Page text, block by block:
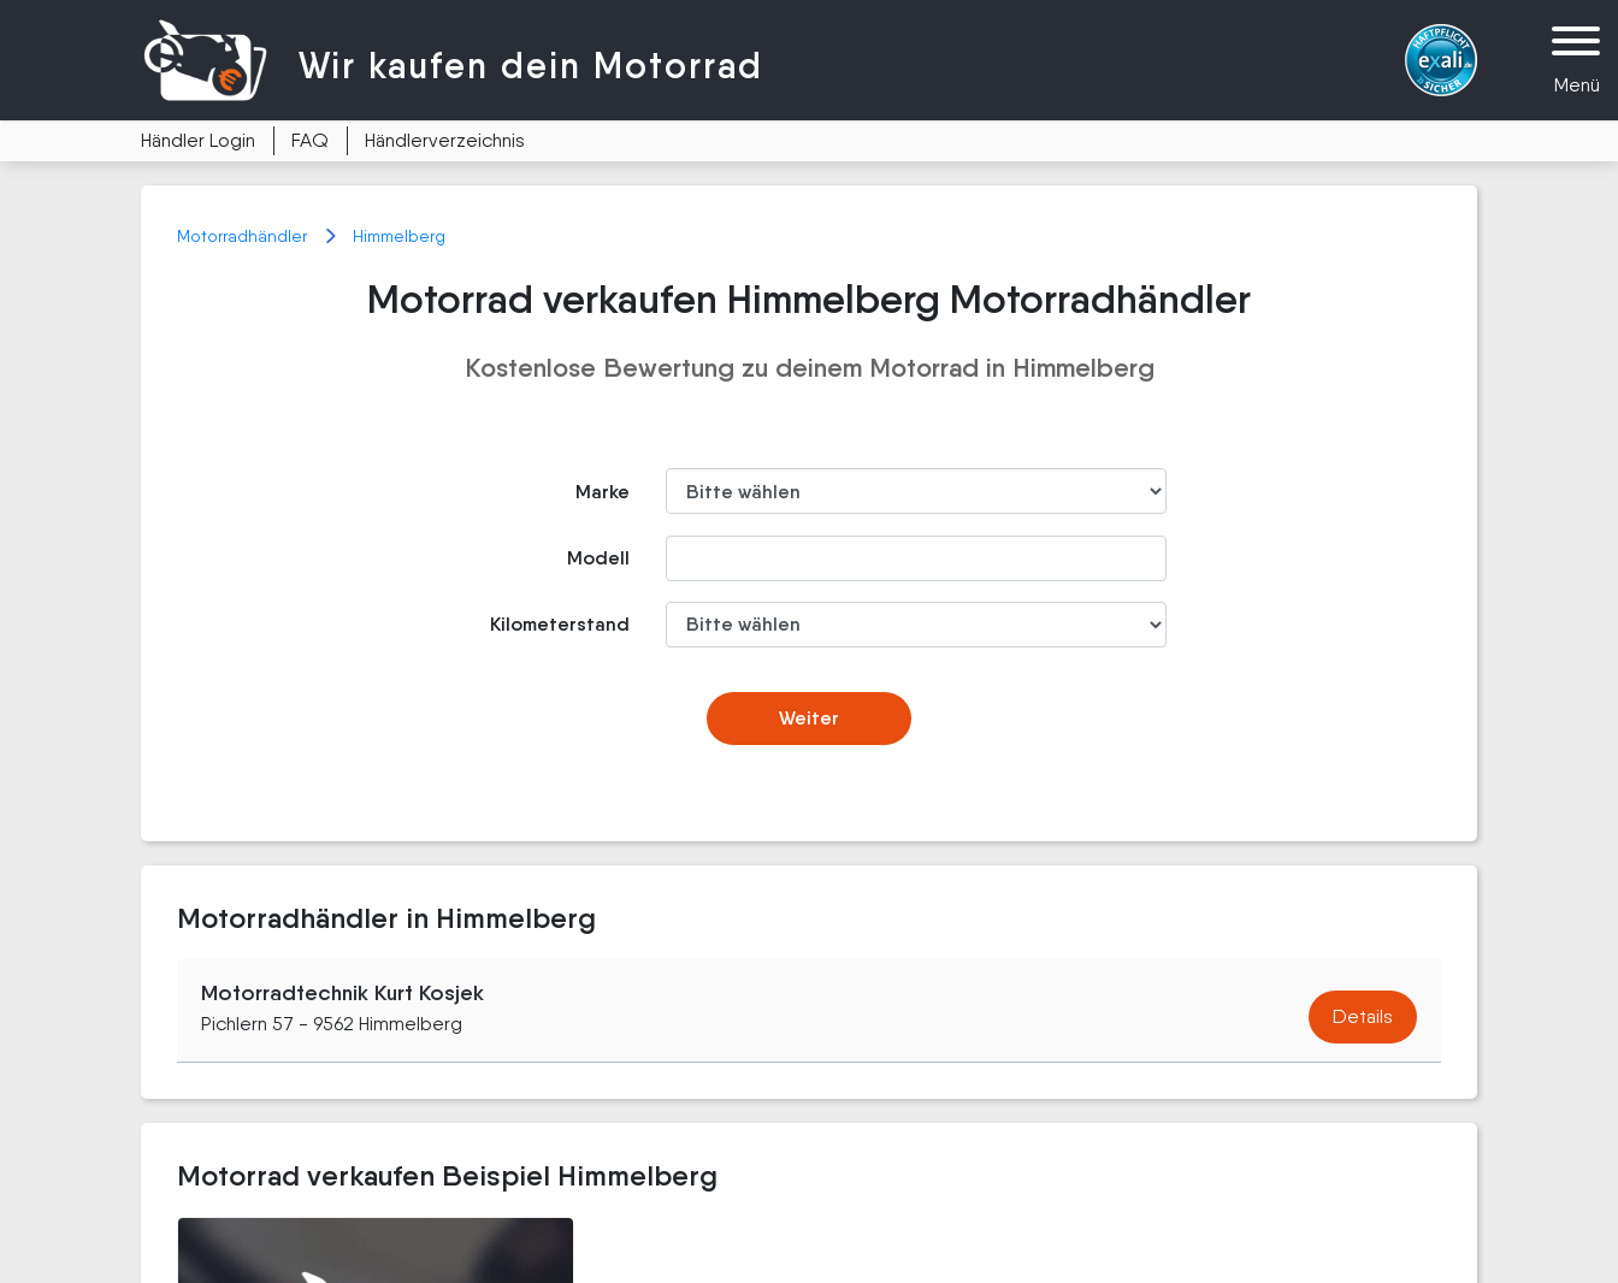
Menü
Wir kaufen dein Motorrad
Händler Login FAQ Händlerverzeichnis
Motorradhändler Himmelberg
Motorrad verkaufen Himmelberg Motorradhändler
Kostenlose Bewertung zu deinem Motorrad in Himmelberg
Marke
Modell
Kilometerstand
Weiter
Motorradhändler in Himmelberg
Motorradtechnik Kurt Kosjek
Pichlern 57 - 9562 Himmelberg Details
Motorrad verkaufen Beispiel Himmelberg